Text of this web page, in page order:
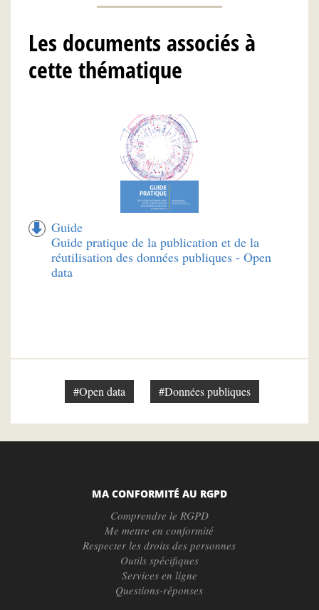
Les documents associés à
cette thématique
Guide
Guide pratique de la publication et de la
réutilisation des données publiques - Open
data
#Open data #Données publiques
MA CONFORMITÉ AU RGPD
Comprendre le RGPD
Me mettre en conformité
Respecter les droits des personnes
Outils spécifiques
Services en ligne
Questions-réponses